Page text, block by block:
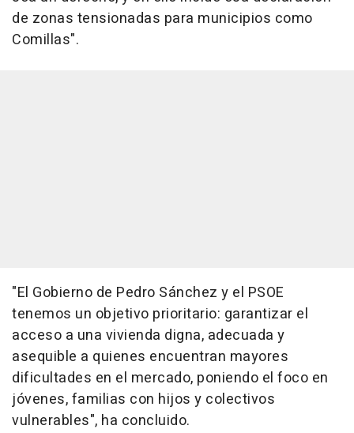
de zonas tensionadas para municipios como
Comillas".
"El Gobierno de Pedro Sánchez y el PSOE
tenemos un objetivo prioritario: garantizar el
acceso a una vivienda digna, adecuada y
asequible a quienes encuentran mayores
dificultades en el mercado, poniendo el foco en
jóvenes, familias con hijos y colectivos
vulnerables", ha concluido.